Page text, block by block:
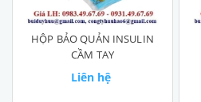
HỘP BẢO QUẢN INSULIN
CẦM TAY
Liên hệ